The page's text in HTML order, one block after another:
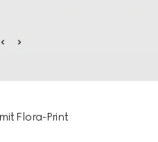
Flora-Print